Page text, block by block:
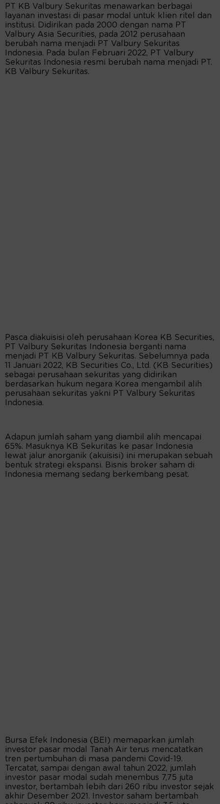
PT KB Valbury Sekuritas menawarkan berbagai
layanan investasi di pasar modal untuk klien ritel dan
institusi. Didirikan pada 2000 dengan nama PT
Valbury Asia Securities, pada 2012 perusahaan
berubah nama menjadi PT Valbury Sekuritas
Indonesia. Pada bulan Februari 2022, PT Valbury
Sekuritas Indonesia resmi berubah nama menjadi PT.
KB Valbury Sekuritas.
Pasca diakuisisi oleh perusahaan Korea KB Securities,
PT Valbury Sekuritas Indonesia berganti nama
menjadi PT KB Valbury Sekuritas. Sebelumnya pada
11 Januari 2022, KB Securities Co., Ltd. (KB Securities)
sebagai perusahaan sekuritas yang didirikan
berdasarkan hukum negara Korea mengambil alih
perusahaan sekuritas yakni PT Valbury Sekuritas
Indonesia.
Adapun jumlah saham yang diambil alih mencapai
65%. Masuknya KB Sekuritas ke pasar Indonesia
lewat jalur anorganik (akuisisi) ini merupakan sebuah
bentuk strategi ekspansi. Bisnis broker saham di
Indonesia memang sedang berkembang pesat.
Bursa Efek Indonesia (BEI) memaparkan jumlah
investor pasar modal Tanah Air terus mencatatkan
tren pertumbuhan di masa pandemi Covid-19.
Tercatat, sampai dengan awal tahun 2022, jumlah
investor pasar modal sudah menembus 7,75 juta
investor, bertambah lebih dari 260 ribu investor sejak
akhir Desember 2021. Investor saham bertambah